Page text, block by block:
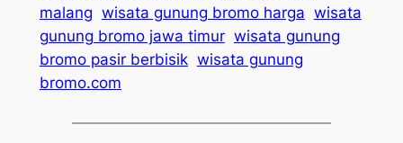
malang wisata gunung bromo harga wisata
gunung bromo jawa timur wisata gunung
bromo pasir berbisik wisata gunung
bromo.com